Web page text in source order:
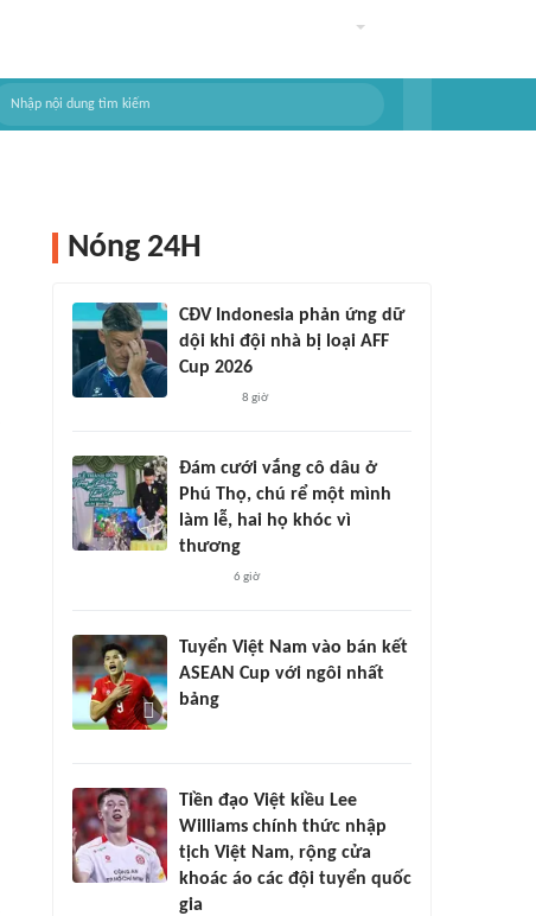
Nóng 24H
CĐV Indonesia phản ứng dữ
dội khi đội nhà bị loại AFF
Cup 2026
8 giờ
Đám cưới vắng cô dâu ở
Phú Thọ, chú rể một mình
làm lễ, hai họ khóc vì
thương
6 giờ
Tuyển Việt Nam vào bán kết
ASEAN Cup với ngôi nhất
bảng
Tiền đạo Việt kiều Lee
Williams chính thức nhập
tịch Việt Nam, rộng cửa
khoác áo các đội tuyển quốc
gia